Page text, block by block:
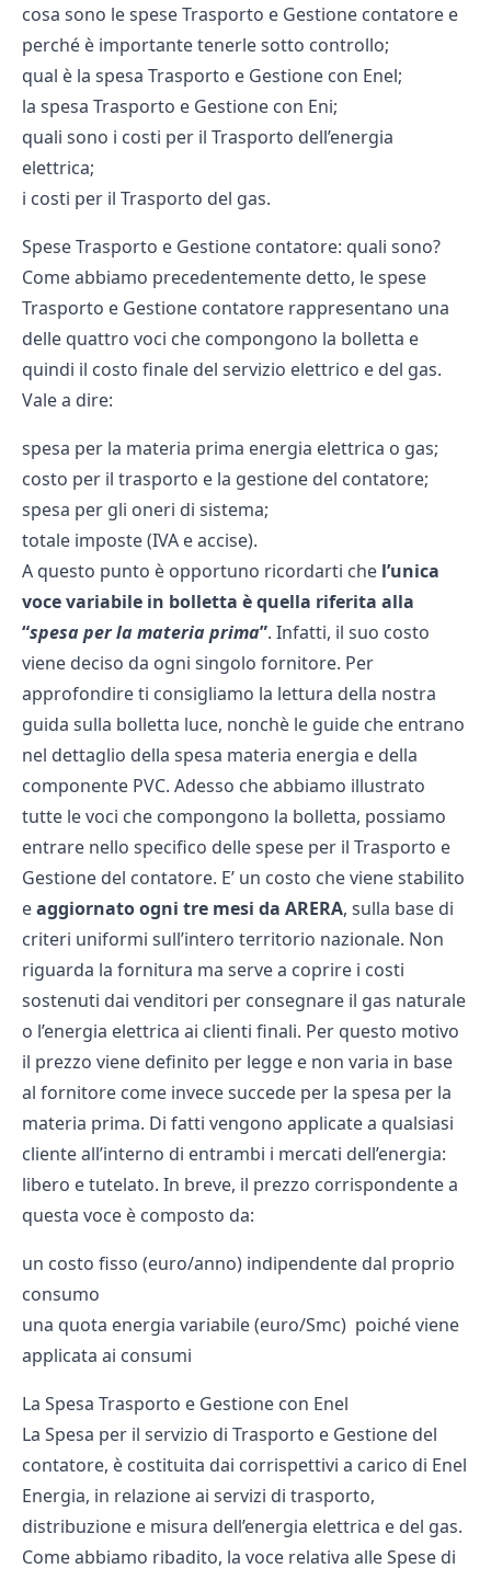
cosa sono le spese Trasporto e Gestione contatore e
perché è importante tenerle sotto controllo;
qual è la spesa Trasporto e Gestione con Enel;
la spesa Trasporto e Gestione con Eni;
quali sono i costi per il Trasporto dell’energia
elettrica;
i costi per il Trasporto del gas.
Spese Trasporto e Gestione contatore: quali sono?
Come abbiamo precedentemente detto, le spese
Trasporto e Gestione contatore rappresentano una
delle quattro voci che compongono la bolletta e
quindi il costo finale del servizio elettrico e del gas.
Vale a dire:
spesa per la materia prima energia elettrica o gas;
costo per il trasporto e la gestione del contatore;
spesa per gli oneri di sistema;
totale imposte (IVA e accise).
A questo punto è opportuno ricordarti che l’unica
voce variabile in bolletta è quella riferita alla
“spesa per la materia prima”. Infatti, il suo costo
viene deciso da ogni singolo fornitore. Per
approfondire ti consigliamo la lettura della nostra
guida sulla bolletta luce, nonchè le guide che entrano
nel dettaglio della spesa materia energia e della
componente PVC. Adesso che abbiamo illustrato
tutte le voci che compongono la bolletta, possiamo
entrare nello specifico delle spese per il Trasporto e
Gestione del contatore. E’ un costo che viene stabilito
eaggiornato ogni tre mesi da ARERA, sulla base di
criteri uniformi sull’intero territorio nazionale. Non
riguarda la fornitura ma serve a coprire i costi
sostenuti dai venditori per consegnare il gas naturale
o l’energia elettrica ai clienti finali. Per questo motivo
il prezzo viene definito per legge e non varia in base
al fornitore come invece succede per la spesa per la
materia prima. Di fatti vengono applicate a qualsiasi
cliente all’interno di entrambi i mercati dell’energia:
libero e tutelato. In breve, il prezzo corrispondente a
questa voce è composto da:
un costo fisso (euro/anno) indipendente dal proprio
consumo
una quota energia variabile (euro/Smc) poiché viene
applicata ai consumi
La Spesa Trasporto e Gestione con Enel
La Spesa per il servizio di Trasporto e Gestione del
contatore, è costituita dai corrispettivi a carico di Enel
Energia, in relazione ai servizi di trasporto,
distribuzione e misura dell’energia elettrica e del gas.
Come abbiamo ribadito, la voce relativa alle Spese di